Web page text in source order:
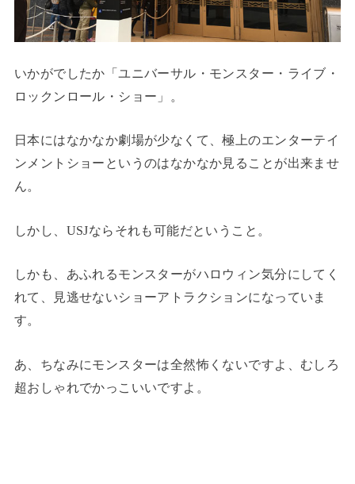
いかがでしたか「ユニバーサル・モンスター・ライブ・
ロックンロール・ショー」。
日本にはなかなか劇場が少なくて、極上のエンターテイ
ンメントショーというのはなかなか見ることが出来ませ
ん。
しかし、USJならそれも可能だということ。
しかも、あふれるモンスターがハロウィン気分にしてく
れて、見逃せないショーアトラクションになっていま
す。
あ、ちなみにモンスターは全然怖くないですよ、むしろ
超おしゃれでかっこいいですよ。